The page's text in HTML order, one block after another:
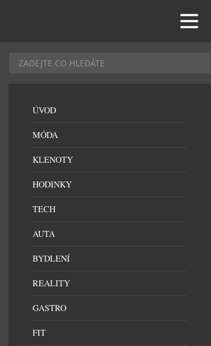
ÚVOD
MÓDA
KLENOTY
HODINKY
TECH
AUTA
BYDLENÍ
REALITY
GASTRO
FIT